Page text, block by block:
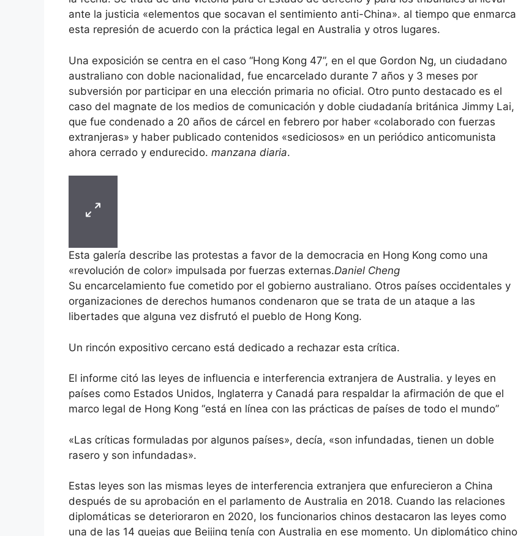
ante la justicia «elementos que socavan el sentimiento anti-China». al tiempo que enmarca
esta represión de acuerdo con la práctica legal en Australia y otros lugares.
Una exposición se centra en el caso “Hong Kong 47”, en el que Gordon Ng, un ciudadano
australiano con doble nacionalidad, fue encarcelado durante 7 años y 3 meses por
subversión por participar en una elección primaria no oficial. Otro punto destacado es el
caso del magnate de los medios de comunicación y doble ciudadanía británica Jimmy Lai,
que fue condenado a 20 años de cárcel en febrero por haber «colaborado con fuerzas
extranjeras» y haber publicado contenidos «sediciosos» en un periódico anticomunista
ahora cerrado y endurecido. manzana diaria.
Esta galería describe las protestas a favor de la democracia en Hong Kong como una
«revolución de color» impulsada por fuerzas externas.Daniel Cheng
Su encarcelamiento fue cometido por el gobierno australiano. Otros países occidentales y
organizaciones de derechos humanos condenaron que se trata de un ataque a las
libertades que alguna vez disfrutó el pueblo de Hong Kong.
Un rincón expositivo cercano está dedicado a rechazar esta crítica.
El informe citó las leyes de influencia e interferencia extranjera de Australia. y leyes en
países como Estados Unidos, Inglaterra y Canadá para respaldar la afirmación de que el
marco legal de Hong Kong “está en línea con las prácticas de países de todo el mundo”
«Las críticas formuladas por algunos países», decía, «son infundadas, tienen un doble
rasero y son infundadas».
Estas leyes son las mismas leyes de interferencia extranjera que enfurecieron a China
después de su aprobación en el parlamento de Australia en 2018. Cuando las relaciones
diplomáticas se deterioraron en 2020, los funcionarios chinos destacaron las leyes como
una de las 14 quejas que Beijing tenía con Australia en ese momento. Un diplomático chino